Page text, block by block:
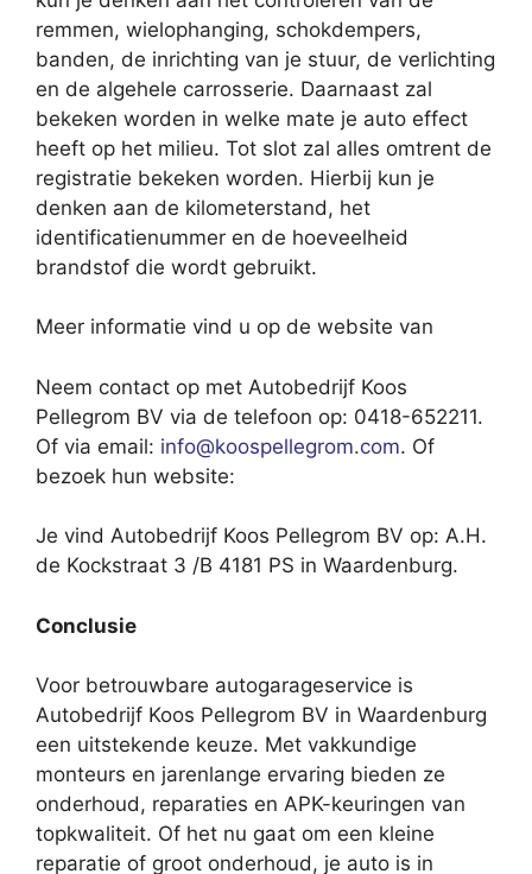
remmen, wielophanging, schokdempers,
banden, de inrichting van je stuur, de verlichting
en de algehele carrosserie. Daarnaast zal
bekeken worden in welke mate je auto effect
heeft op het milieu. Tot slot zal alles omtrent de
registratie bekeken worden. Hierbij kun je
denken aan de kilometerstand, het
identificatienummer en de hoeveelheid
brandstof die wordt gebruikt.
Meer informatie vind u op de website van
Neem contact op met Autobedrijf Koos
Pellegrom BV via de telefoon op: 0418-652211.
Of via email: info@koospellegrom.com. Of
bezoek hun website:
Je vind Autobedrijf Koos Pellegrom BV op: A.H.
de Kockstraat 3 /B 4181 PS in Waardenburg.
Conclusie
Voor betrouwbare autogarageservice is
Autobedrijf Koos Pellegrom BV in Waardenburg
een uitstekende keuze. Met vakkundige
monteurs en jarenlange ervaring bieden ze
onderhoud, reparaties en APK-keuringen van
topkwaliteit. Of het nu gaat om een kleine
reparatie of groot onderhoud, je auto is in